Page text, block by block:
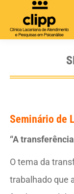
Seminário de
“A
O tema da
trabalhado que